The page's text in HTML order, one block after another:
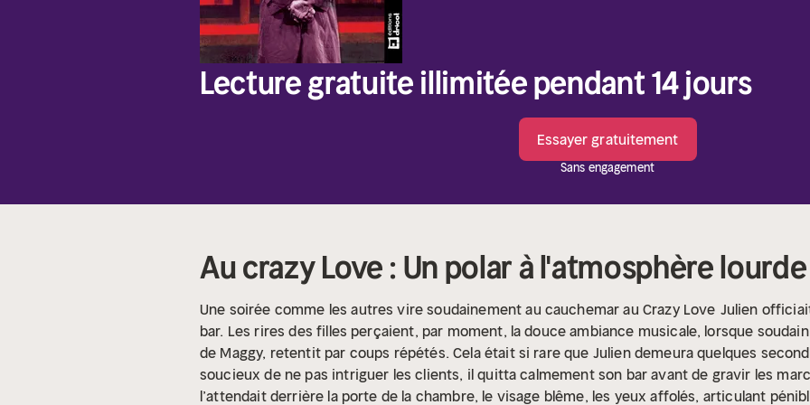
Lecture gratuite illimitée pendant 14 jours
Essayer gratuitement
Sans engagement
Au crazy Love : Un polar à l'atmosphère lourde
Une soirée comme les autres vire soudainement au cauchemar au Crazy Love Julien
bar. Les rires des filles perçaient, par moment, la douce ambiance musicale, lorsque
de Maggy, retentit par coups répétés. Cela était si rare que Julien demeura quelques
soucieux de ne pas intriguer les clients, il quitta calmement son bar avant de gravir les
l’attendait derrière la porte de la chambre, le visage blême, les yeux affolés, articulant